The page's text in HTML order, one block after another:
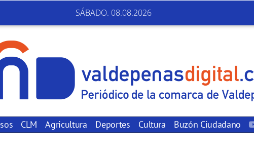
SÁBADO. 08.08.2026
CLM Agricultura Deportes Cultura Buzón Ciudadano